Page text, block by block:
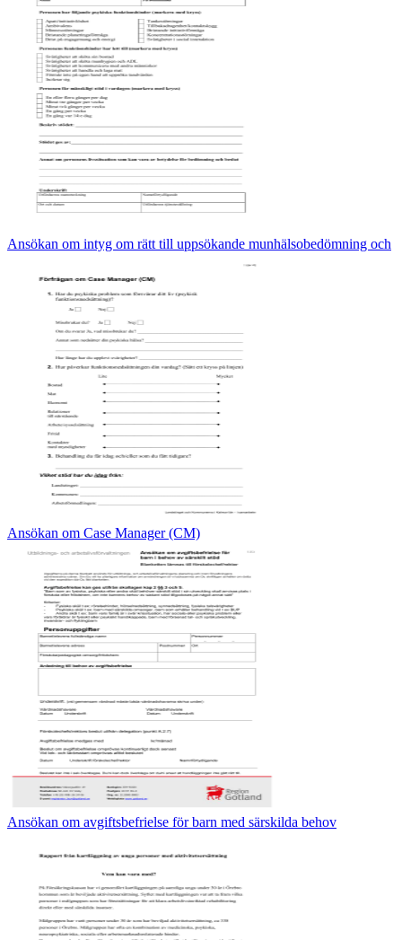
Ansökan om intyg om rätt till uppsökande munhälsobedömning och
Ansökan om Case Manager (CM)
Ansökan om avgiftsbefrielse för barn med särskilda behov